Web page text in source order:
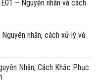
– Nguyên nhân và cách
nhân, cách xử lý và
Nhân, Cách Khắc Phục